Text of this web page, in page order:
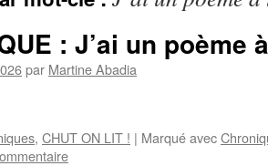
: J’ai un poème
par Martine Abadia
, CHUT ON LIT ! | Marqué avec